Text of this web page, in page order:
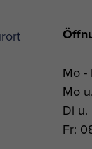
Mo -
Mo
Di u.
Fr: